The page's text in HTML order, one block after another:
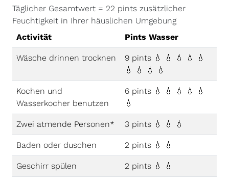
Täglicher Gesamtwert = 22 pints zusätzlicher
Feuchtigkeit in Ihrer häuslichen Umgebung
Activität
Pints Wasser
Wäsche drinnen trocknen
9 pints 💧 💧 💧 💧 💧
💧 💧 💧 💧
Kochen und
Wasserkocher benutzen
6 pints 💧 💧 💧 💧 💧
💧
Zwei atmende Personen* 3 pints 💧 💧 💧
Baden oder duschen 2 pints 💧 💧
Geschirr spülen 2 pints 💧 💧